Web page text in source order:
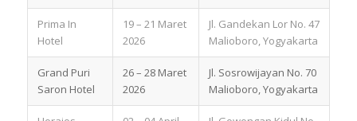
Prima In
Hotel
19 – 21 Maret
2026
Jl. Gandekan Lor No. 47
Malioboro, Yogyakarta
Grand Puri
Saron Hotel
26 – 28 Maret
2026
Jl. Sosrowijayan No. 70
Malioboro, Yogyakarta